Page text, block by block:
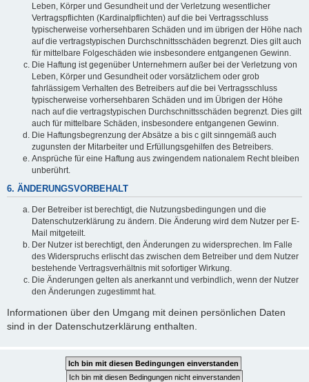
Leben, Körper und Gesundheit und der Verletzung wesentlicher
Vertragspflichten (Kardinalpflichten) auf die bei Vertragsschluss
typischerweise vorhersehbaren Schäden und im übrigen der Höhe nach
auf die vertragstypischen Durchschnittsschäden begrenzt. Dies gilt auch
für mittelbare Folgeschäden wie insbesondere entgangenen Gewinn.
Die Haftung ist gegenüber Unternehmern außer bei der Verletzung von
Leben, Körper und Gesundheit oder vorsätzlichem oder grob
fahrlässigem Verhalten des Betreibers auf die bei Vertragsschluss
typischerweise vorhersehbaren Schäden und im Übrigen der Höhe
nach auf die vertragstypischen Durchschnittsschäden begrenzt. Dies gilt
auch für mittelbare Schäden, insbesondere entgangenen Gewinn.
Die Haftungsbegrenzung der Absätze a bis c gilt sinngemäß auch
zugunsten der Mitarbeiter und Erfüllungsgehilfen des Betreibers.
Ansprüche für eine Haftung aus zwingendem nationalem Recht bleiben
unberührt.
6. ÄNDERUNGSVORBEHALT
Der Betreiber ist berechtigt, die Nutzungsbedingungen und die
Datenschutzerklärung zu ändern. Die Änderung wird dem Nutzer per E-
Mail mitgeteilt.
Der Nutzer ist berechtigt, den Änderungen zu widersprechen. Im Falle
des Widerspruchs erlischt das zwischen dem Betreiber und dem Nutzer
bestehende Vertragsverhältnis mit sofortiger Wirkung.
Die Änderungen gelten als anerkannt und verbindlich, wenn der Nutzer
den Änderungen zugestimmt hat.
Informationen über den Umgang mit deinen persönlichen Daten
sind in der Datenschutzerklärung enthalten.